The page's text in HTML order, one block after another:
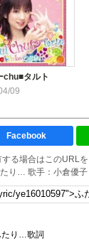
chu■タルト
09
Facebook
る場合はこのURL
り… 歌手：小倉優子
たり…歌詞